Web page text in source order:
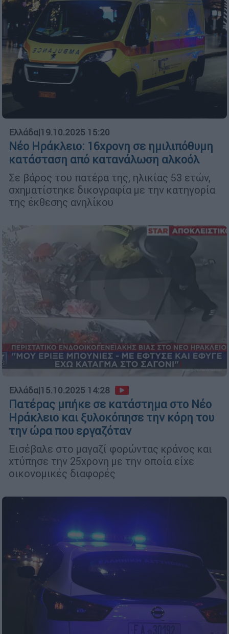
Ελλάδα|19.10.2025 15:20
Νέο Ηράκλειο: 16χρονη σε ημιλιπόθυμη
κατάσταση από κατανάλωση αλκοόλ
Σε βάρος του πατέρα της, ηλικίας 53 ετών,
σχηματίστηκε δικογραφία με την κατηγορία
της έκθεσης ανηλίκου
Ελλάδα|15.10.2025 14:28
Πατέρας μπήκε σε κατάστημα στο Νέο
Ηράκλειο και ξυλοκόπησε την κόρη του
την ώρα που εργαζόταν
Εισέβαλε στο μαγαζί φορώντας κράνος και
χτύπησε την 25χρονη με την οποία είχε
οικονομικές διαφορές